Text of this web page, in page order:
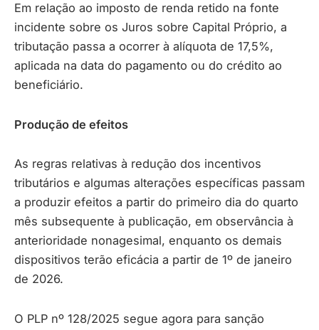
Em relação ao imposto de renda retido na fonte
incidente sobre os Juros sobre Capital Próprio, a
tributação passa a ocorrer à alíquota de 17,5%,
aplicada na data do pagamento ou do crédito ao
beneficiário.
Produção de efeitos
As regras relativas à redução dos incentivos
tributários e algumas alterações específicas passam
a produzir efeitos a partir do primeiro dia do quarto
mês subsequente à publicação, em observância à
anterioridade nonagesimal, enquanto os demais
dispositivos terão eficácia a partir de 1º de janeiro
de 2026.
O PLP nº 128/2025 segue agora para sanção